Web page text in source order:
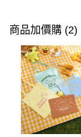
信用卡一次付款
購物金
超商取貨付款
LINE Pay
街口支付
商品加價購 (2)